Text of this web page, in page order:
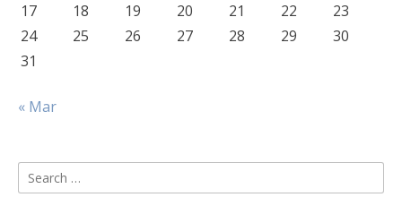
17
18 19 20 21 22
23
24
25 26 27 28 29
30
31
« Mar
Search
for: